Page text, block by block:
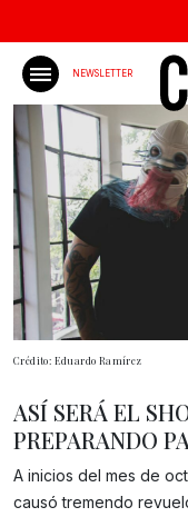
NEWSLETTER
Crédito: Eduardo Ramírez
ASÍ SERÁ EL
PREPARANDO
A inicios del mes de
causó tremendo